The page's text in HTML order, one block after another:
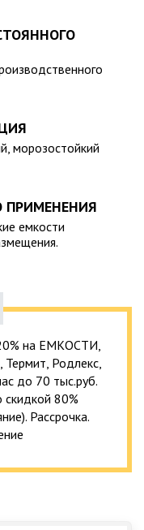
морозостойкий
ПРИМЕНЕНИЯ
емкости
на ЕМКОСТИ,
Родлекс,
до 70 тыс.руб.
скидкой 80%
Рассрочка.